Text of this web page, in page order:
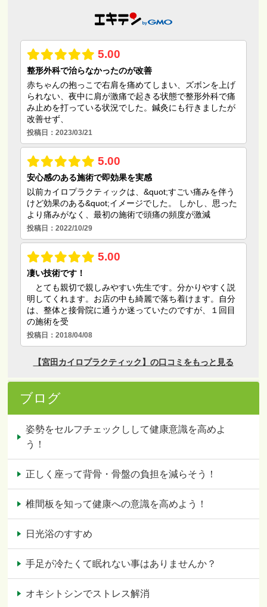
ブログ
姿勢をセルフチェックしして健康意識を高めよ
う！
正しく座って背骨・骨盤の負担を減らそう！
椎間板を知って健康への意識を高めよう！
日光浴のすすめ
手足が冷たくて眠れない事はありませんか？
オキシトシンでストレス解消